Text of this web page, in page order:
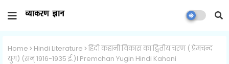
Home Hindi Literature
हिंदी कहानी विकास का द्वितीय चरण ( प्रेमचन्द
युग) (सन् 1916-1935 ई.)। Premchan Yugin Hindi Kahani